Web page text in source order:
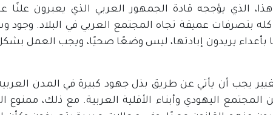
هذا، الذي يؤججه قادة الجمهور العربي الذي يعبرون
كله بتصرفات عميقة تجاه المجتمع العربي في البلاد. وجود
بأعداء يريدون إبادتها، ليس وضعًا صحيًا، ويجب العمل
يجب أن يأتي عن طريق بذل جهود كبيرة في المدن
المجتمع اليهودي وأبناء الأقلية العربية. مع ذلك، ممنوع